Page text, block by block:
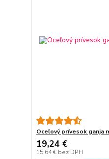
Oceľový prívesok ganja
19,24 €
15,64 € bez DPH